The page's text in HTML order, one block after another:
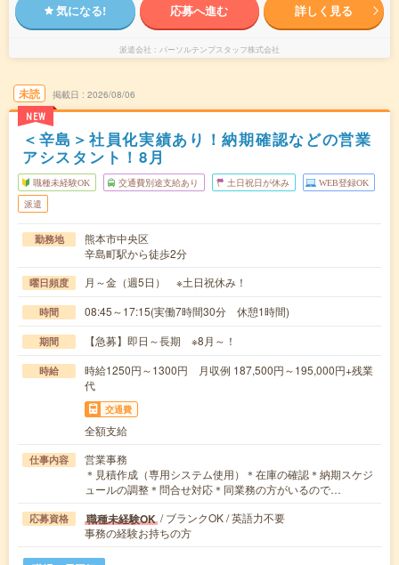
気になる! 応募へ進む 詳しく見る
派遣会社 パーソルテンプスタッフ株式会社
未読
NEW
掲載日 2026/08/06
＜辛島＞社員化実績あり！納期確認などの営業
アシスタント！8月
職種未経験OK 交通費別途支給あり 土日祝日が休み WEB登録OK
派遣
勤務地
熊本市中央区
辛島町駅から徒歩2分
曜日頻度 月～金（週5日） ※土日祝休み！
時間 08:45～17:15(実働7時間30分 休憩1時間)
期間 【急募】即日～長期 ※8月～！
時給
時給1250円～1300円 月収例 187,500円～195,000円+残業
代
交通費
全額支給
仕事内容
営業事務
＊見積作成（専用システム使用）＊在庫の確認＊納期スケジ
ュールの調整＊問合せ対応＊同業務の方がいるので…
応募資格 職種未経験OK / ブランクOK / 英語力不要
事務の経験お持ちの方